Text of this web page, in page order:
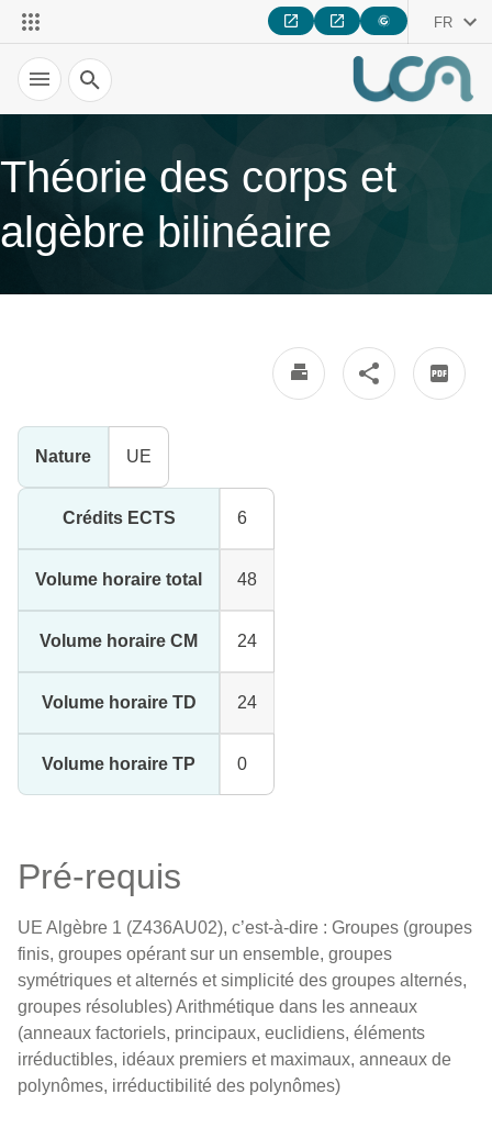
FR
Recherche
Théorie des corps et
algèbre bilinéaire
Nature UE
Crédits ECTS 6
Volume horaire total 48
Volume horaire CM 24
Volume horaire TD 24
Volume horaire TP 0
Pré-requis
UE Algèbre 1 (Z436AU02), c’est-à-dire : Groupes (groupes
finis, groupes opérant sur un ensemble, groupes
symétriques et alternés et simplicité des groupes alternés,
groupes résolubles) Arithmétique dans les anneaux
(anneaux factoriels, principaux, euclidiens, éléments
irréductibles, idéaux premiers et maximaux, anneaux de
polynômes, irréductibilité des polynômes)